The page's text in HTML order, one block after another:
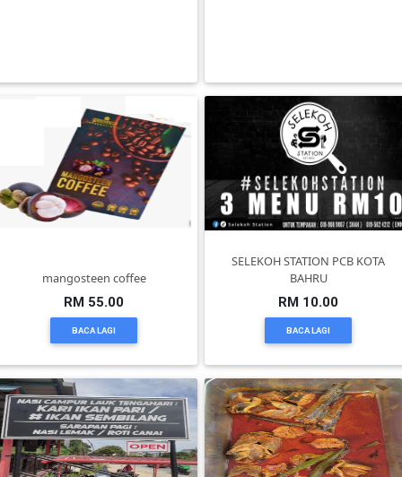
mangosteen coffee
RM 55.00
BACA LAGI
SELEKOH STATION PCB KOTA
BAHRU
RM 10.00
BACA LAGI
PENDIDIKAN(19)
DERMA
DAN
INFAK(0)
TUDUNG(0)
ARTIKEL(14)
PEMBORONG(2)
PRODUK
DIGITAL(29)